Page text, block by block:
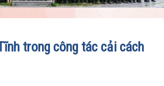
trong công tác cải cách